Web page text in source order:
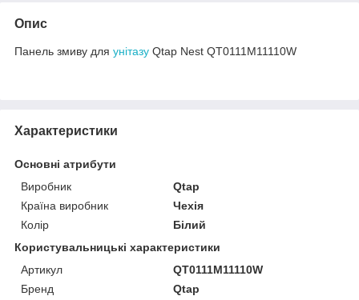
Опис
Панель змиву для унітазу Qtap Nest QT0111M11110W
Характеристики
Основні атрибути
Виробник
Qtap
Країна виробник
Чехія
Колір
Білий
Користувальницькі характеристики
Артикул
QT0111M11110W
Бренд
Qtap